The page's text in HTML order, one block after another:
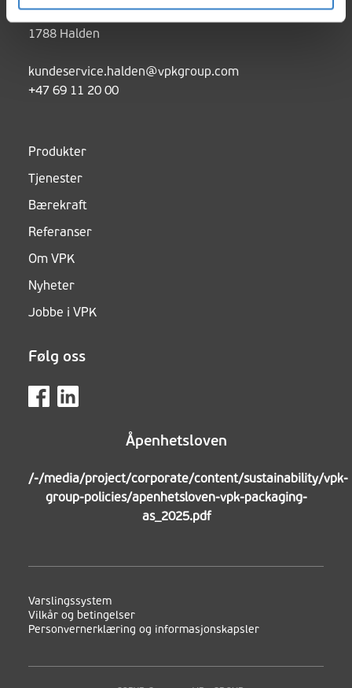
1788 Halden
kundeservice.halden@vpkgroup.com
+47 69 11 20 00
Produkter
Tjenester
Bærekraft
Referanser
Om VPK
Nyheter
Jobbe i VPK
Følg oss
Åpenhetsloven
/-/media/project/corporate/content/sustainability/vpk-
group-policies/apenhetsloven-vpk-packaging-
as_2025.pdf
Varslingssystem
Vilkår og betingelser
Personvernerklæring og informasjonskapsler